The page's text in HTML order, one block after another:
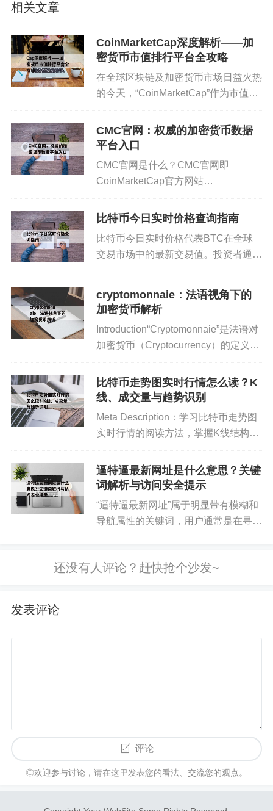
门公告。
选择合规平台：若所在地区允许交易，应选择持牌
的虚拟资产交易所。
规范资金来源：避免使用灰色资金参与虚拟币买
注意纳税义务：一些国家对虚拟资产收益征税，需
遵守申报程序。
5. 虚拟币交易合规化趋势
尽管部分国家严格限制，但也有地区积极引导合规
发展。合规化趋势主要表现在：建立金融牌照制
度、强化 KYC/AML 要求、推广央行数字货币（CB
也有助于保护投资者权益。
6. 风险教育与自我保护
自我教育：学习基本的区块链知识，识别风险。
谨慎参与：若居住在禁止交易的地区，应避免直接
参与。
保留证据：遇到诈骗或财产损失，及时报案并提供
交易记录。
7. 结论
“虚拟币交易违法吗”这句话的答案并非绝对，而是因
保在合法合规前提下操作。如在法规不允许的地
相关文章
CoinMarketCap深度解析——加
密货币市值排行平台全攻略
在全球区块链及加密货币市场日益火热
的今天，“CoinMarketCap”作为市值排
易者和分析师的重要参考工具。本文将
全面解析CoinMarketCap的主要功能、
CMC官网：权威的加密货币数据
平台入口
CMC官网是什么？CMC官网即
CoinMarketCap官方网站
球加密货币行业权威的数据查询与行情
官...
比特币今日实时价格查询指南
比特币今日实时价格代表BTC在全球
交易市场中的最新交易值。投资者通常
息。掌握实时价格可以帮助投资者快速
了解市场变化。...
cryptomonnaie：法语视角下的
加密货币解析
Introduction“Cryptomonnaie”是法语对
加密货币（Cryptocurrency）的定义。
影响金融、科技与大众生活。本文将以
法语视角解析crypt...
比特币走势图实时行情怎么读？K
线、成交量与趋势识别
Meta Description：学习比特币走势图
实时行情的阅读方法，掌握K线结构、
择合适周期。H1：比特币走势图实时
行情：从K线到判断H2：K线图怎么读
逼特逼最新网址是什么意思？关键
词解析与访问安全提示
“逼特逼最新网址”属于明显带有模糊和
导航属性的关键词，用户通常是在寻找
站常伴随跳转、广告和钓鱼风险用户往
发表评论
评论
◎欢迎参与讨论，请在这里发表您的看法、交流您的观点。